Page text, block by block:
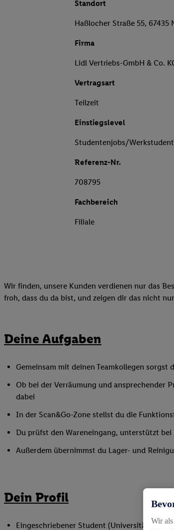
Standort
Haßlocher Straße 55,
Firma
Lidl Vertriebs-GmbH & Co.
Vertragsart
Teilzeit
Einstiegslevel
Studentenjobs/
Referenz-Nr.
708795
Fachbereich
Filiale
Wir finden, unsere Kunden verdienen nur das
froh, dass du da bist, und zeigen dir das nicht
Deine Aufgaben
Gemeinsam mit deinen Teamkollegen
Ob bei der Verräumung und ansprechender
dabei
In der Scan&Go-Zone stellst du die
Du prüfst den Wareneingang, unterstützt
Außerdem übernimmst du Lager- und
Dein Profil
Eingeschriebener Student (Universität oder
Wir als